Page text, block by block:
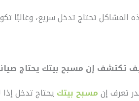
المشاكل تحتاج تدخل سريع، وغالبًا
تكتشف إن مسبح بيتك يحتاج
تعرف إنمسبح بيتك يحتاج تدخل